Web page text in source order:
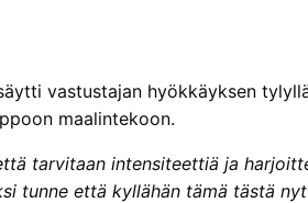
vastustajan hyökkäyksen
maalintekoon.
tarvitaan intensiteettiä ja
tunne että kyllähän tämä tästä